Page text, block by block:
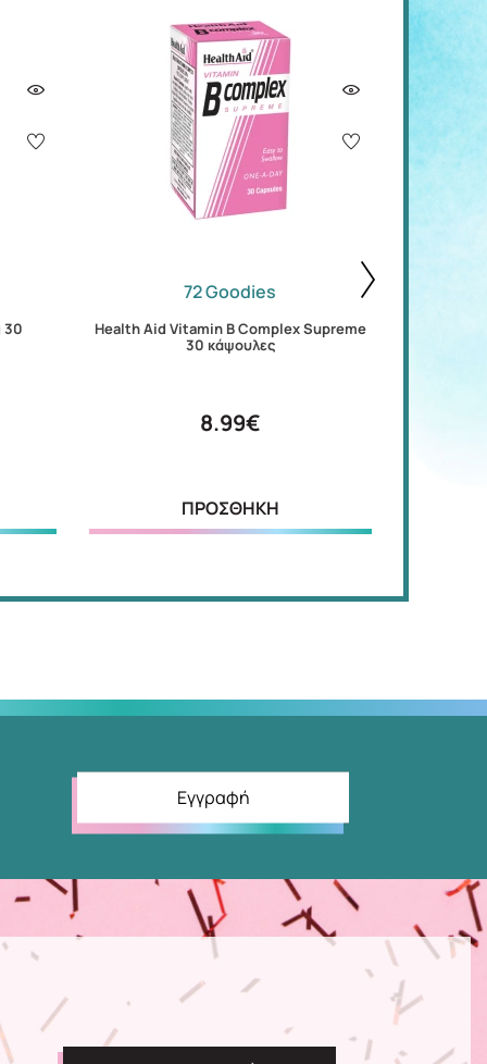
30
72 Goodies
Health Aid Vitamin Β Complex Supreme
30 κάψουλες
8.99€
ΠΡΟΣΘΗΚΗ
Εγγραφή